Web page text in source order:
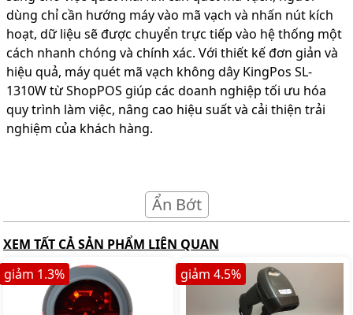
dùng chỉ cần hướng máy vào mã vạch và nhấn nút kích
hoạt, dữ liệu sẽ được chuyển trực tiếp vào hệ thống một
cách nhanh chóng và chính xác. Với thiết kế đơn giản và
hiệu quả, máy quét mã vạch không dây KingPos SL-
1310W từ ShopPOS giúp các doanh nghiệp tối ưu hóa
quy trình làm việc, nâng cao hiệu suất và cải thiện trải
nghiệm của khách hàng.
Ẩn Bớt
XEM TẤT CẢ SẢN PHẨM LIÊN QUAN
giảm 1.3% giảm 4.5%